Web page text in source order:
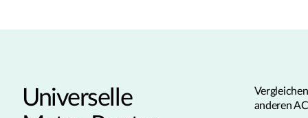
Universelle
anderen